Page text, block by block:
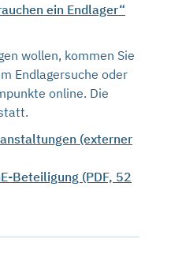
ein Endlager“
wollen, kommen Sie
Endlagersuche oder
online. Die
(externer
Beteiligung (PDF, 52